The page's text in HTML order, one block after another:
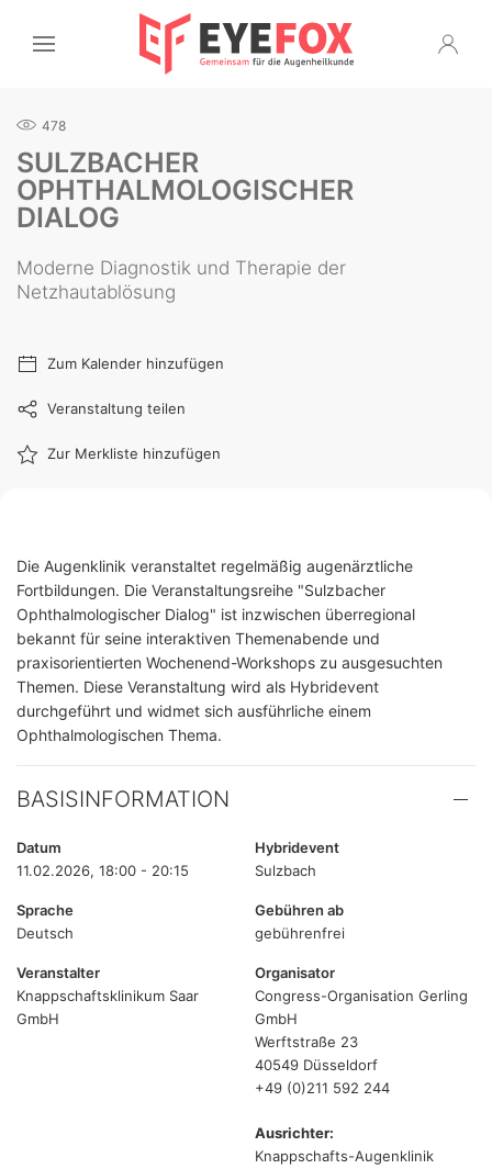
478
SULZBACHER
OPHTHALMOLOGISCHER
DIALOG
Moderne Diagnostik und Therapie der
Netzhautablösung
Zum Kalender hinzufügen
Veranstaltung teilen
Zur Merkliste hinzufügen
Die Augenklinik veranstaltet regelmäßig augenärztliche
Fortbildungen. Die Veranstaltungsreihe "Sulzbacher
Ophthalmologischer Dialog" ist inzwischen überregional
bekannt für seine interaktiven Themenabende und
praxisorientierten Wochenend-Workshops zu ausgesuchten
Themen. Diese Veranstaltung wird als Hybridevent
durchgeführt und widmet sich ausführliche einem
Ophthalmologischen Thema.
BASISINFORMATION
Datum
11.02.2026, 18:00 - 20:15
Hybridevent
Sulzbach
Sprache
Deutsch
Gebühren ab
gebührenfrei
Veranstalter
Knappschaftsklinikum Saar
GmbH
Organisator
Congress-Organisation Gerling
GmbH
Werftstraße 23
40549 Düsseldorf
+49 (0)211 592 244
Ausrichter:
Knappschafts-Augenklinik